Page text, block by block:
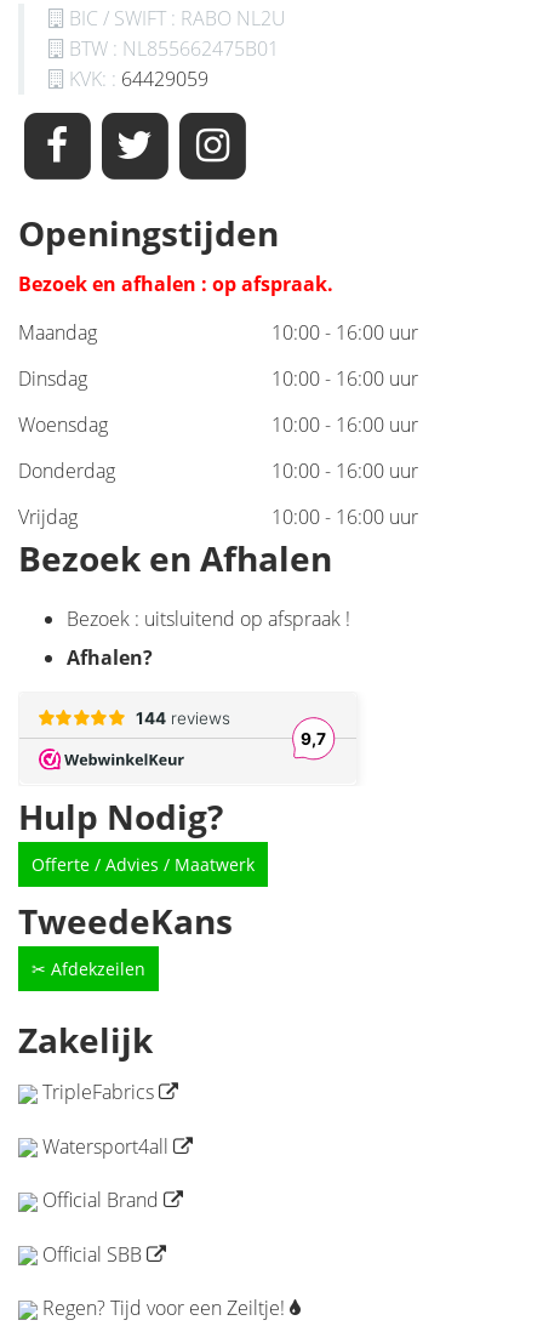
BIC / SWIFT : RABO NL2U
BTW : NL855662475B01
KVK: : 64429059
Openingstijden
Bezoek en afhalen : op afspraak.
Maandag
10:00 - 16:00 uur
Dinsdag
10:00 - 16:00 uur
Woensdag
10:00 - 16:00 uur
Donderdag
10:00 - 16:00 uur
Vrijdag
10:00 - 16:00 uur
Bezoek en Afhalen
Bezoek : uitsluitend op afspraak !
Afhalen?
Hulp Nodig?
Offerte / Advies / Maatwerk
TweedeKans
✂ Afdekzeilen
Zakelijk
TripleFabrics
Watersport4all
Official Brand
Official SBB
Regen? Tijd voor een Zeiltje!